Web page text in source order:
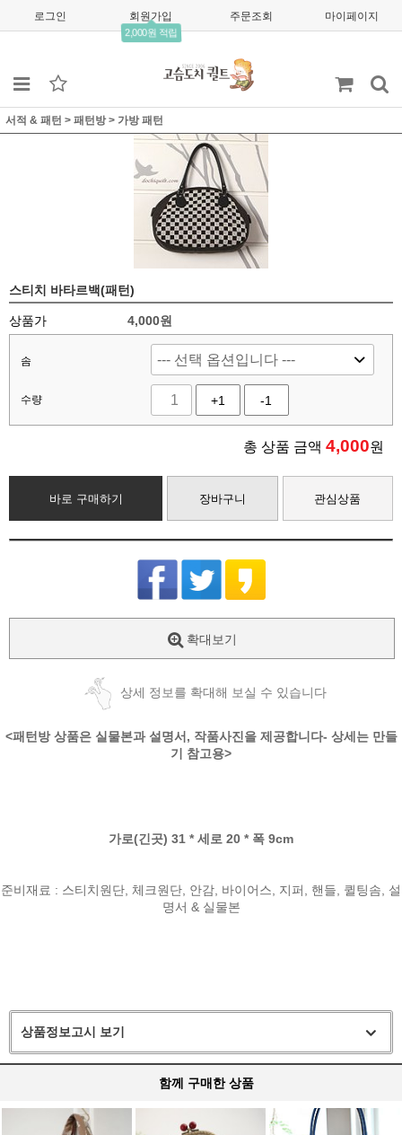
로그인 회원가입
2,000원 적립
주문조회 마이페이지
서적 & 패턴 > 패턴방> 가방 패턴
스티치 바타르백(패턴)
상품가 4,000원
솜
수량 +1 -1
총 상품 금액 4,000원
바로 구매하기 장바구니 관심상품
확대보기
상세 정보를 확대해 보실 수 있습니다
<패턴방 상품은 실물본과 설명서, 작품사진을 제공합니다- 상세는 만들
기 참고용>
가로(긴곳) 31 * 세로 20 * 폭 9cm
준비재료 : 스티치원단, 체크원단, 안감, 바이어스, 지퍼, 핸들, 퀼팅솜, 설
명서 & 실물본
상품정보고시 보기
함께 구매한 상품